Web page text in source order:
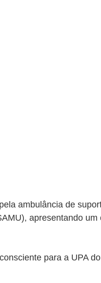
ambulância de
apresentando
para a UPA